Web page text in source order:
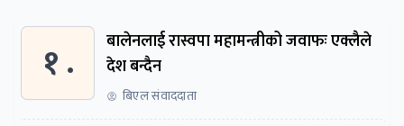
१ .
बालेनलाई रास्वपा महामन्त्रीको जवाफः एक्लैले
देश बन्दैन
बिएल संवाददाता